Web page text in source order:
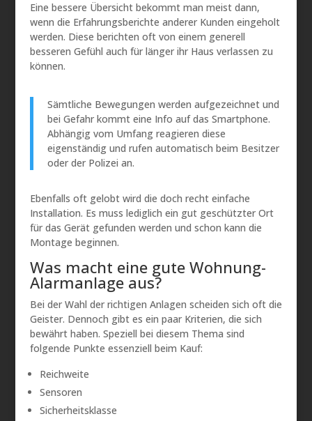
Eine bessere Übersicht bekommt man meist dann,
wenn die Erfahrungsberichte anderer Kunden eingeholt
werden. Diese berichten oft von einem generell
besseren Gefühl auch für länger ihr Haus verlassen zu
können.
Sämtliche Bewegungen werden aufgezeichnet und
bei Gefahr kommt eine Info auf das Smartphone.
Abhängig vom Umfang reagieren diese
eigenständig und rufen automatisch beim Besitzer
oder der Polizei an.
Ebenfalls oft gelobt wird die doch recht einfache
Installation. Es muss lediglich ein gut geschützter Ort
für das Gerät gefunden werden und schon kann die
Montage beginnen.
Was macht eine gute Wohnung-
Alarmanlage aus?
Bei der Wahl der richtigen Anlagen scheiden sich oft die
Geister. Dennoch gibt es ein paar Kriterien, die sich
bewährt haben. Speziell bei diesem Thema sind
folgende Punkte essenziell beim Kauf:
Reichweite
Sensoren
Sicherheitsklasse